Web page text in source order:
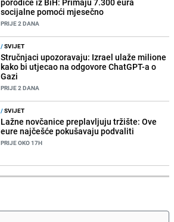
socijalne pomoći mjesečno
PRIJE 2 DANA
/SVIJET
Stručnjaci upozoravaju: Izrael ulaže milione
kako bi utjecao na odgovore ChatGPT-a o
Gazi
PRIJE 2 DANA
/SVIJET
Lažne novčanice preplavljuju tržište: Ove
eure najčešće pokušavaju podvaliti
PRIJE OKO 17H